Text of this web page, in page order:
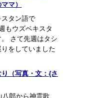
マ）
タン語で
もウズベキスタ
さて先週はタシ
をしていました
（写真・文：{さ
八郎から神霊歌